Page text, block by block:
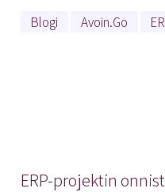
Blogi Avoin.Go
ERP-projektin